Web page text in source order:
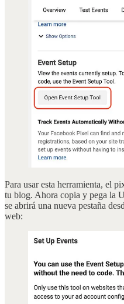
Para usar esta herramienta, el
tu blog. Ahora copia y pega la
se abrirá una nueva pestaña
web: